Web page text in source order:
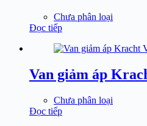
Chưa phân loại
Đọc tiếp
Van giảm áp
Chưa phân loại
Đọc tiếp